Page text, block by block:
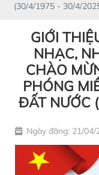
(30/4/1975 - 30/4/
GIỚI
NHẠC,
CHÀO
PHÓNG
ĐẤT NƯỚC
Ngày đăng: 21/04/